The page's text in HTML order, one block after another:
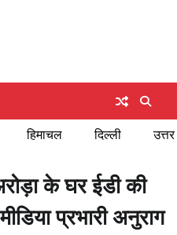
हिमाचल दिल्ली
के घर ईडी की
प्रभारी अनुराग